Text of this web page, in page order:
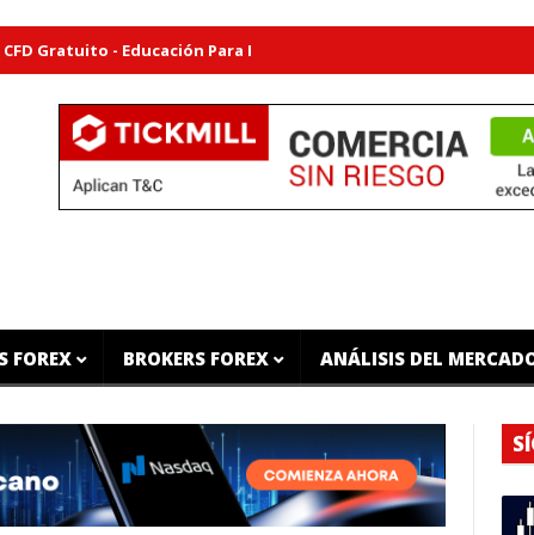
- Educación Para Inversores Plan de Trading Gratuito -
FOREX BROKERS FOREX ANÁLISIS DEL